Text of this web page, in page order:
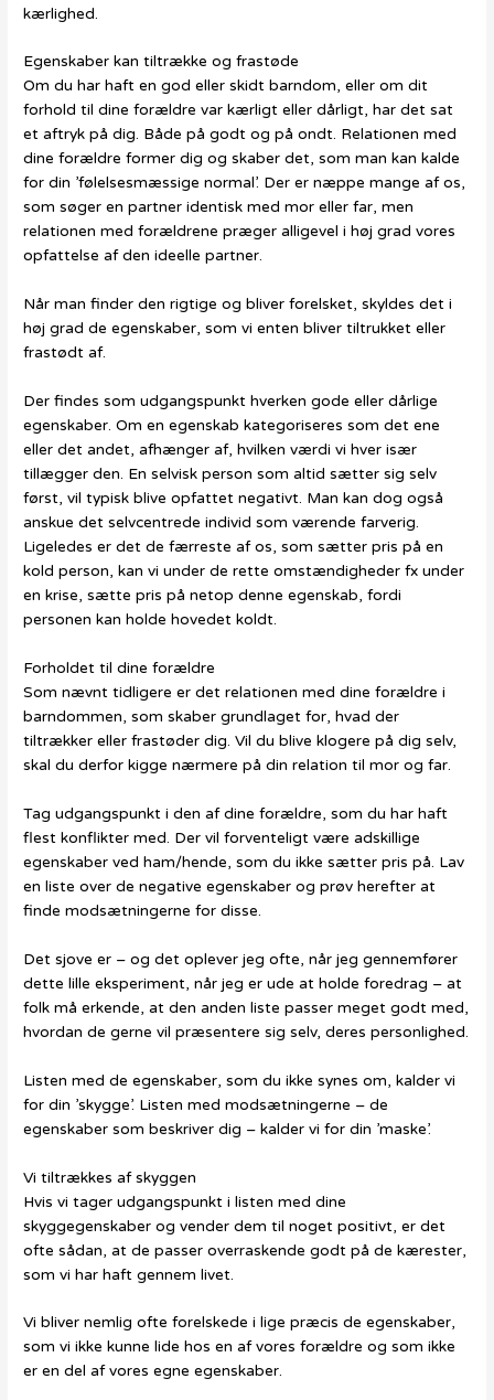
kærlighed.
Egenskaber kan tiltrække og frastøde
Om du har haft en god eller skidt barndom, eller om dit
forhold til dine forældre var kærligt eller dårligt, har det sat
et aftryk på dig. Både på godt og på ondt. Relationen med
dine forældre former dig og skaber det, som man kan kalde
for din ’følelsesmæssige normal’. Der er næppe mange af os,
som søger en partner identisk med mor eller far, men
relationen med forældrene præger alligevel i høj grad vores
opfattelse af den ideelle partner.
Når man finder den rigtige og bliver forelsket, skyldes det i
høj grad de egenskaber, som vi enten bliver tiltrukket eller
frastødt af.
Der findes som udgangspunkt hverken gode eller dårlige
egenskaber. Om en egenskab kategoriseres som det ene
eller det andet, afhænger af, hvilken værdi vi hver især
tillægger den. En selvisk person som altid sætter sig selv
først, vil typisk blive opfattet negativt. Man kan dog også
anskue det selvcentrede individ som værende farverig.
Ligeledes er det de færreste af os, som sætter pris på en
kold person, kan vi under de rette omstændigheder fx under
en krise, sætte pris på netop denne egenskab, fordi
personen kan holde hovedet koldt.
Forholdet til dine forældre
Som nævnt tidligere er det relationen med dine forældre i
barndommen, som skaber grundlaget for, hvad der
tiltrækker eller frastøder dig. Vil du blive klogere på dig selv,
skal du derfor kigge nærmere på din relation til mor og far.
Tag udgangspunkt i den af dine forældre, som du har haft
flest konflikter med. Der vil forventeligt være adskillige
egenskaber ved ham/hende, som du ikke sætter pris på. Lav
en liste over de negative egenskaber og prøv herefter at
finde modsætningerne for disse.
Det sjove er – og det oplever jeg ofte, når jeg gennemfører
dette lille eksperiment, når jeg er ude at holde foredrag – at
folk må erkende, at den anden liste passer meget godt med,
hvordan de gerne vil præsentere sig selv, deres personlighed.
Listen med de egenskaber, som du ikke synes om, kalder vi
for din ’skygge’. Listen med modsætningerne – de
egenskaber som beskriver dig – kalder vi for din ’maske’.
Vi tiltrækkes af skyggen
Hvis vi tager udgangspunkt i listen med dine
skyggegenskaber og vender dem til noget positivt, er det
ofte sådan, at de passer overraskende godt på de kærester,
som vi har haft gennem livet.
Vi bliver nemlig ofte forelskede i lige præcis de egenskaber,
som vi ikke kunne lide hos en af vores forældre og som ikke
er en del af vores egne egenskaber.